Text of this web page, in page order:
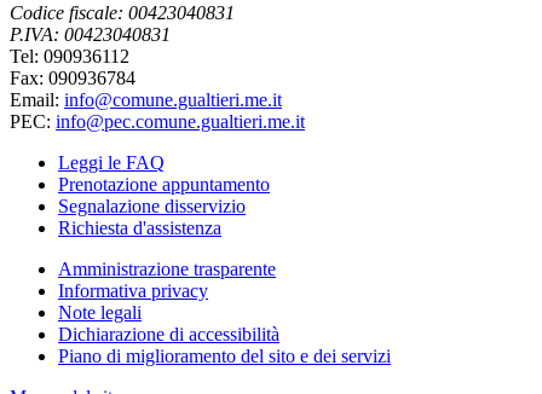
Codice fiscale: 00423040831
P.IVA: 00423040831
Tel: 090936112
Fax: 090936784
Email: info@comune.gualtieri.me.it
PEC: info@pec.comune.gualtieri.me.it
Leggi le FAQ
Prenotazione appuntamento
Segnalazione disservizio
Richiesta d'assistenza
Amministrazione trasparente
Informativa privacy
Note legali
Dichiarazione di accessibilità
Piano di miglioramento del sito e dei servizi